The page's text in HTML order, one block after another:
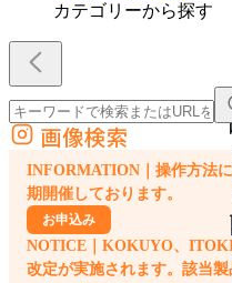
カテゴリーから探す
外部サイトの商品をカートに追加
他のサイトで見つけた商品ページのURLを貼
画像検索
INFORMATION｜操作方法
期開催しております。
お申込み
NOTICE｜KOKUYO、
改定が実施されます。該当